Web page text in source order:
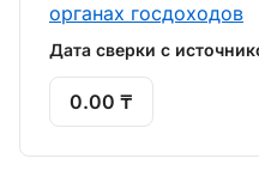
органах госдоходов
Дата сверки с
0.00 ₸